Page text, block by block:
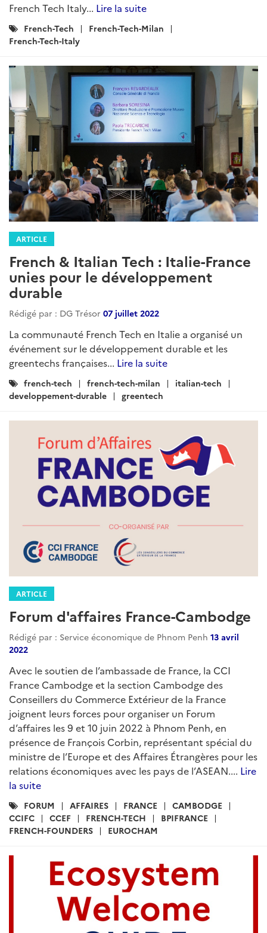
French Tech Italy... Lire la suite
Catégories
:
French-Tech
French-Tech-Milan
French-Tech-Italy
ARTICLE
French & Italian Tech : Italie-France
unies pour le développement
durable
Rédigé par : DG Trésor 07 juillet 2022
La communauté French Tech en Italie a organisé un
événement sur le développement durable et les
greentechs françaises... Lire la suite
Catégories
:
french-tech french-tech-milan
italian-tech
developpement-durable
greentech
ARTICLE
Forum d'affaires France-Cambodge
Rédigé par : Service économique de Phnom Penh 13 avril
2022
Avec le soutien de l’ambassade de France, la CCI
France Cambodge et la section Cambodge des
Conseillers du Commerce Extérieur de la France
joignent leurs forces pour organiser un Forum
d’affaires les 9 et 10 juin 2022 à Phnom Penh, en
présence de François Corbin, représentant spécial du
ministre de l’Europe et des Affaires Étrangères pour les
relations économiques avec les pays de l’ASEAN.... Lire
la suite
Catégories
:
FORUM AFFAIRES FRANCE
CAMBODGE
CCIFC
CCEF FRENCH-TECH
BPIFRANCE
FRENCH-FOUNDERS
EUROCHAM